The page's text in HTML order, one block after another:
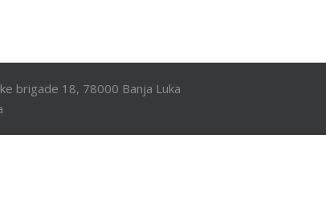
brigade 18, 78000 Banja Luka